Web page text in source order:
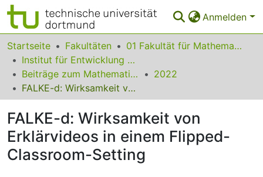
Anmelden
Bereiche & Sammlungen
Das gesamte Repositorium
Statistiken
FAQ
Leitlinien
Zurück zur Startseite
Startseite Fakultäten
01 Fakultät für Mathematik
Institut für Entwicklung und Erforschung des Mathematikunterrichts
Beiträge zum Mathematikunterricht
2022
FALKE-d: Wirksamkeit von Erklärvideos in einem Flipped-Classroom-Setting
FALKE-d: Wirksamkeit von
Erklärvideos in einem Flipped-
Classroom-Setting